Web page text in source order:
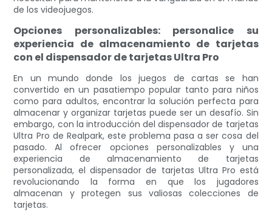
de los videojuegos.
Opciones personalizables: personalice su
experiencia de almacenamiento de tarjetas
con el dispensador de tarjetas Ultra Pro
En un mundo donde los juegos de cartas se han
convertido en un pasatiempo popular tanto para niños
como para adultos, encontrar la solución perfecta para
almacenar y organizar tarjetas puede ser un desafío. Sin
embargo, con la introducción del dispensador de tarjetas
Ultra Pro de Realpark, este problema pasa a ser cosa del
pasado. Al ofrecer opciones personalizables y una
experiencia de almacenamiento de tarjetas
personalizada, el dispensador de tarjetas Ultra Pro está
revolucionando la forma en que los jugadores
almacenan y protegen sus valiosas colecciones de
tarjetas.